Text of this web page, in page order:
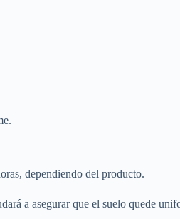
dependiendo del producto.
a asegurar que el suelo quede